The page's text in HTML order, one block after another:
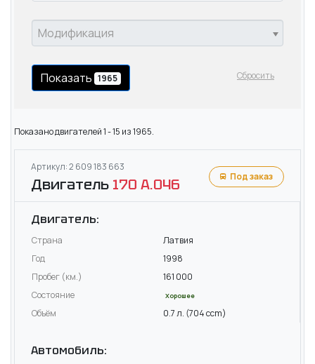
Модификация
Показать 1965 Сбросить
Показано двигателей 1 - 15 из 1965.
Артикул: 2 609 183 663
Двигатель 170 A.046 Под заказ
Двигатель:
Страна
Латвия
Год
1998
Пробег (км.)
161 000
Состояние
Хорошее
Объём 0.7 л. (704 ccm)
Автомобиль: